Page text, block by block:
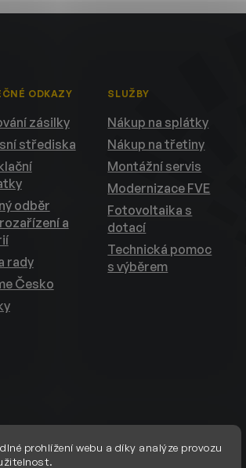
prohlížení webu a díky analýze provozu
ODKAZY
zásilky
střediska
odběr
a
rady
Česko
SLUŽBY
Nákup na splátky
Nákup na třetiny
Montážní servis
Modernizace FVE
Fotovoltaika s
dotací
Technická pomoc
s výběrem